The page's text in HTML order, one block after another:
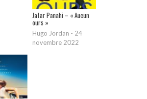
Jafar Panahi – « Aucun
ours »
Hugo Jordan - 24
novembre 2022